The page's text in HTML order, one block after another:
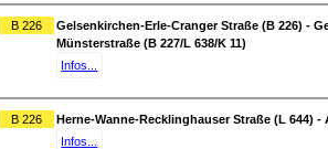
B 226
Gelsenkirchen-Erle-Cranger Straße (B 226) -
Münsterstraße (B 227/L 638/K 11)
Infos...
B 226
Herne-Wanne-Recklinghauser Straße (L 644) -
Infos...